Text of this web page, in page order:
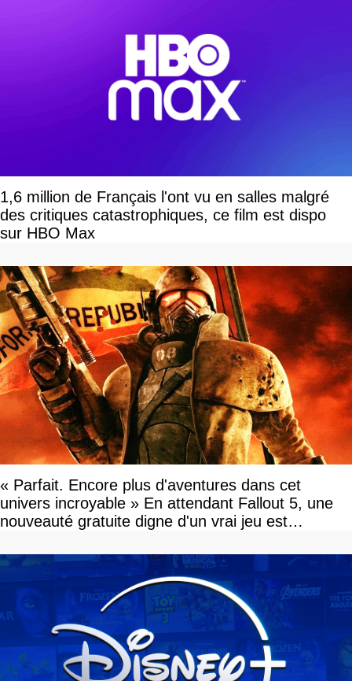
1,6 million de Français l'ont vu en salles malgré
des critiques catastrophiques, ce film est dispo
sur HBO Max
« Parfait. Encore plus d'aventures dans cet
univers incroyable » En attendant Fallout 5, une
nouveauté gratuite digne d'un vrai jeu est